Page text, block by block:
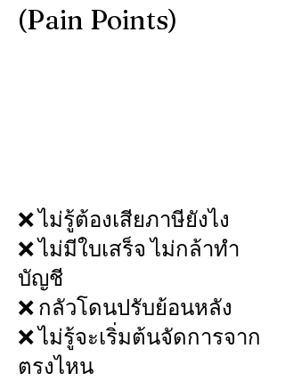
(Pain Points)
❌ ไม่รู้ต้องเสียภาษียังไง
❌ ไม่มีใบเสร็จ ไม่กล้าทำ
บัญชี
❌ กลัวโดนปรับย้อนหลัง
❌ ไม่รู้จะเริ่มต้นจัดการจาก
ตรงไหน